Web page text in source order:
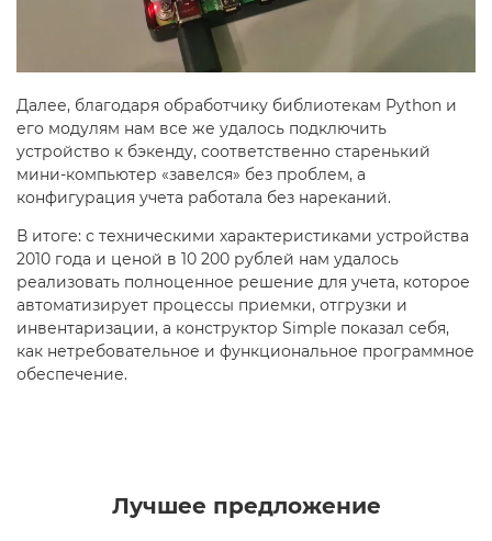
Далее, благодаря обработчику библиотекам Python и
его модулям нам все же удалось подключить
устройство к бэкенду, соответственно старенький
мини-компьютер «завелся» без проблем, а
конфигурация учета работала без нареканий.
В итоге: с техническими характеристиками устройства
2010 года и ценой в 10 200 рублей нам удалось
реализовать полноценное решение для учета, которое
автоматизирует процессы приемки, отгрузки и
инвентаризации, а конструктор Simple показал себя,
как нетребовательное и функциональное программное
обеспечение.
Лучшее предложение